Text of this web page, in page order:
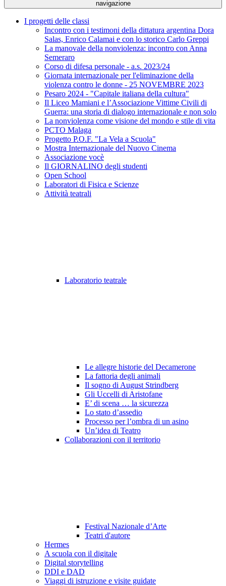
navigazione
I progetti delle classi
Incontro con i testimoni della dittatura argentina Dora
Salas, Enrico Calamai e con lo storico Carlo Greppi
La manovale della nonviolenza: incontro con Anna
Semeraro
Corso di difesa personale - a.s. 2023/24
Giornata internazionale per l'eliminazione della
violenza contro le donne - 25 NOVEMBRE 2023
Pesaro 2024 - "Capitale italiana della cultura"
Il Liceo Mamiani e l’Associazione Vittime Civili di
Guerra: una storia di dialogo internazionale e non solo
La nonviolenza come visione del mondo e stile di vita
PCTO Malaga
Progetto P.O.F. "La Vela a Scuola"
Mostra Internazionale del Nuovo Cinema
Associazione vocè
Il GIORNALINO degli studenti
Open School
Laboratori di Fisica e Scienze
Attività teatrali
Laboratorio teatrale
Le allegre historie del Decamerone
La fattoria degli animali
Il sogno di August Strindberg
Gli Uccelli di Aristofane
E’ di scena … la sicurezza
Lo stato d’assedio
Processo per l’ombra di un asino
Un’idea di Teatro
Collaborazioni con il territorio
Festival Nazionale d’Arte
Teatri d'autore
Hermes
A scuola con il digitale
Digital storytelling
DDI e DAD
Viaggi di istruzione e visite guidate